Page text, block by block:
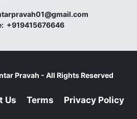
+919415676646
Pravah - All Rights Reserved
Us Terms Privacy Policy